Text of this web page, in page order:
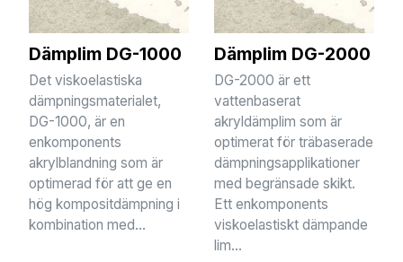
Dämplim DG-1000
Det viskoelastiska
dämpningsmaterialet,
DG-1000, är en
enkomponents
akrylblandning som är
optimerad för att ge en
hög kompositdämpning i
kombination med...
Dämplim DG-2000
DG-2000 är ett
vattenbaserat
akryldämplim som är
optimerat för träbaserade
dämpningsapplikationer
med begränsade skikt.
Ett enkomponents
viskoelastiskt dämpande
lim...